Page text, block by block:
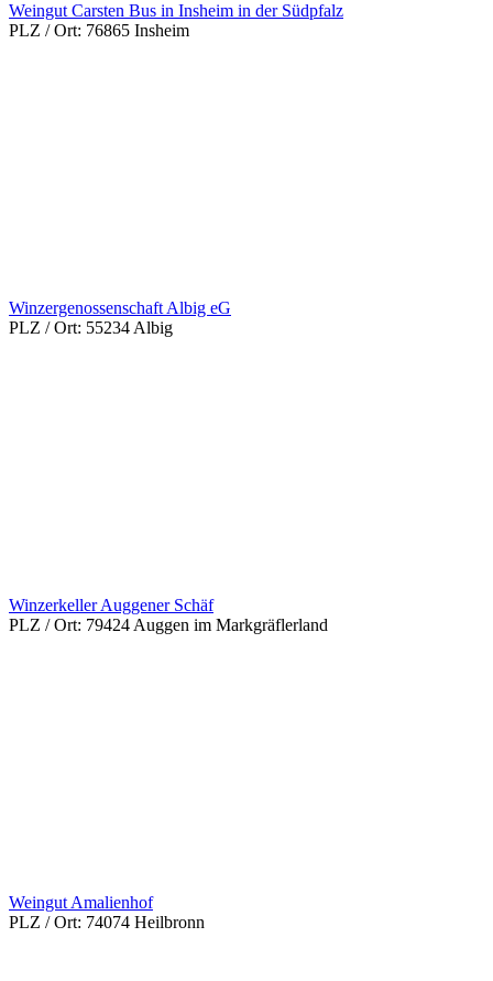
Weingut Carsten Bus in Insheim in der Südpfalz
PLZ / Ort: 76865 Insheim
Winzergenossenschaft Albig eG
PLZ / Ort: 55234 Albig
Winzerkeller Auggener Schäf
PLZ / Ort: 79424 Auggen im Markgräflerland
Weingut Amalienhof
PLZ / Ort: 74074 Heilbronn